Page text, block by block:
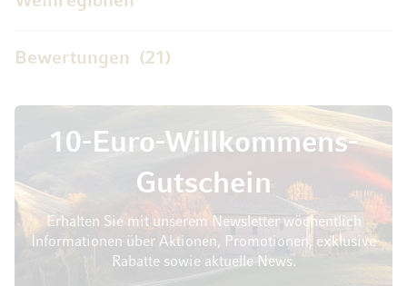
Bewertungen 21
10-Euro-Willkommens-
Gutschein
Erhalten Sie mit unserem Newsletter wöchentlich
Informationen über Aktionen, Promotionen, exklusive
Rabatte sowie aktuelle News.